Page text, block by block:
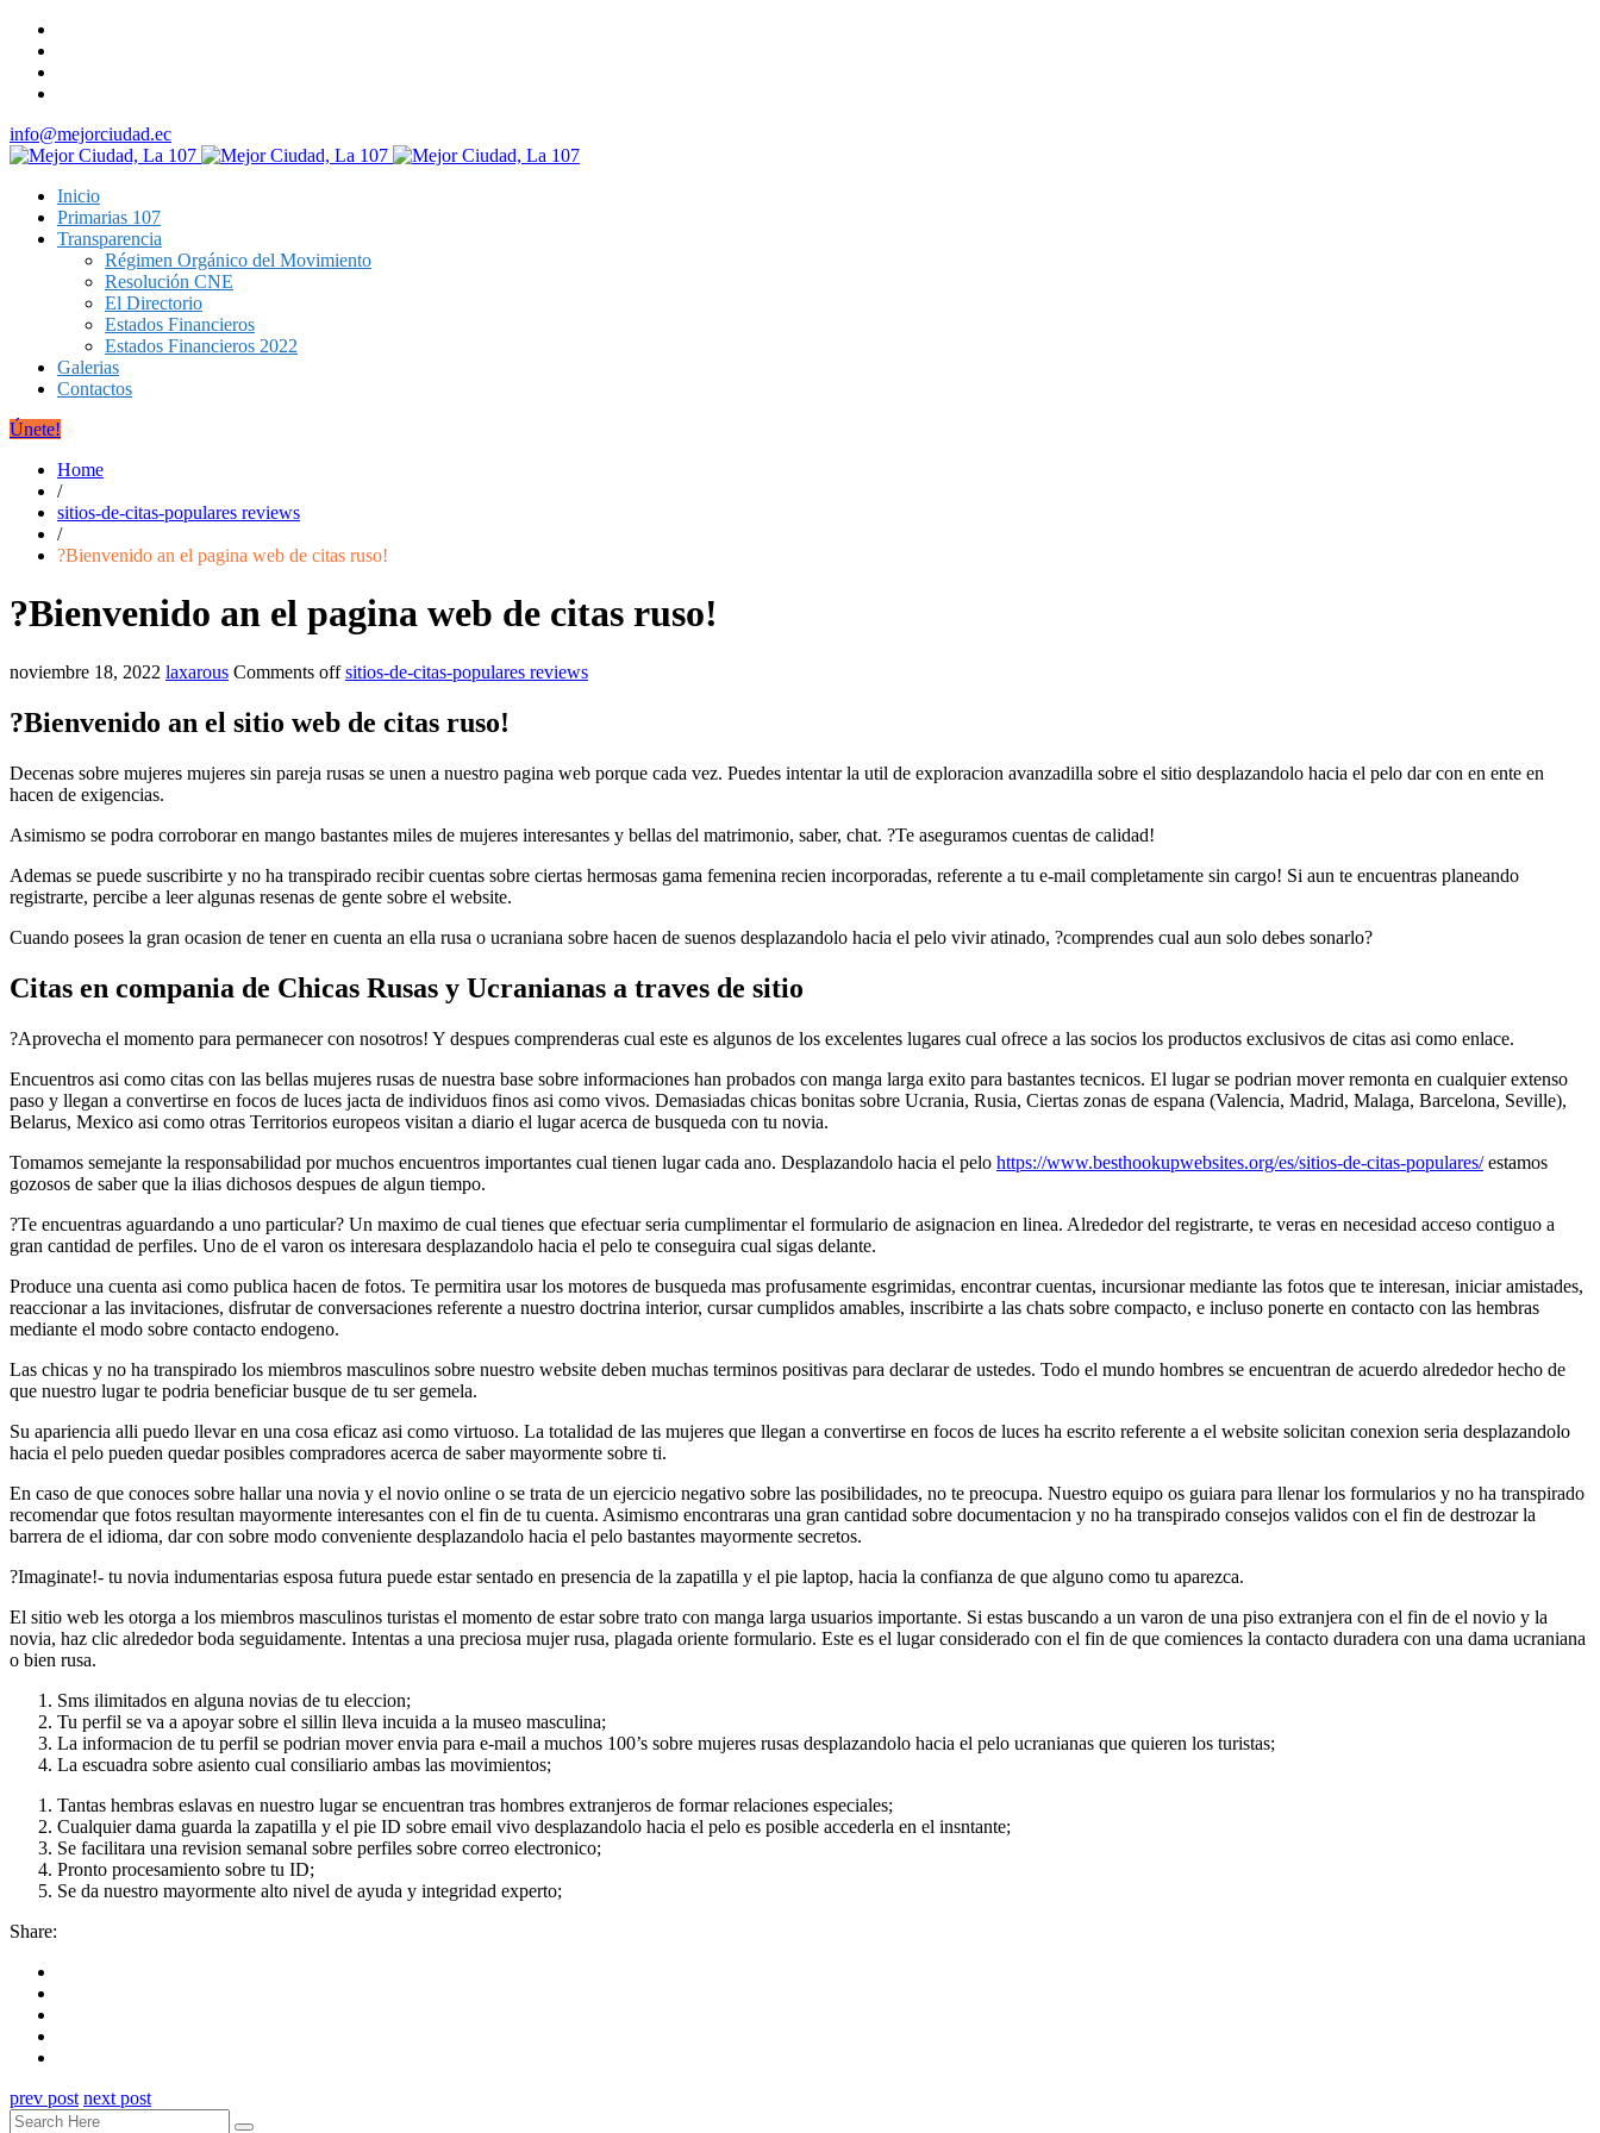
info@mejorciudad.ec
Inicio
Primarias 107
Transparencia
Régimen Orgánico del Movimiento
Resolución CNE
El Directorio
Estados Financieros
Estados Financieros 2022
Galerias
Contactos
Únete!
Home
/
sitios-de-citas-populares reviews
/
?Bienvenido an el pagina web de citas ruso!
?Bienvenido an el pagina web de citas ruso!
noviembre 18, 2022 laxarous Comments off sitios-de-citas-populares reviews
?Bienvenido an el sitio web de citas ruso!
Decenas sobre mujeres mujeres sin pareja rusas se unen a nuestro pagina web porque cada vez. Puedes intentar la util de exploracion avanzadilla sobre el sitio desplazandolo hacia el pelo dar con en ente en
hacen de exigencias.
Asimismo se podra corroborar en mango bastantes miles de mujeres interesantes y bellas del matrimonio, saber, chat. ?Te aseguramos cuentas de calidad!
Ademas se puede suscribirte y no ha transpirado recibir cuentas sobre ciertas hermosas gama femenina recien incorporadas, referente a tu e-mail completamente sin cargo! Si aun te encuentras planeando
registrarte, percibe a leer algunas resenas de gente sobre el website.
Cuando posees la gran ocasion de tener en cuenta an ella rusa o ucraniana sobre hacen de suenos desplazandolo hacia el pelo vivir atinado, ?comprendes cual aun solo debes sonarlo?
Citas en compania de Chicas Rusas y Ucranianas a traves de sitio
?Aprovecha el momento para permanecer con nosotros! Y despues comprenderas cual este es algunos de los excelentes lugares cual ofrece a las socios los productos exclusivos de citas asi­ como enlace.
Encuentros asi­ como citas con las bellas mujeres rusas de nuestra base sobre informaciones han probados con manga larga exito para bastantes tecnicos. El lugar se podri­an mover remonta en cualquier extenso
paso y llegan a convertirse en focos de luces jacta de individuos finos asi­ como vivos. Demasiadas chicas bonitas sobre Ucrania, Rusia, Ciertas zonas de espana (Valencia, Madrid, Malaga, Barcelona, Seville),
Belarus, Mexico asi­ como otras Territorios europeos visitan a diario el lugar acerca de busqueda con tu novia.
Tomamos semejante la responsabilidad por muchos encuentros importantes cual tienen lugar cada ano. Desplazandolo hacia el pelo https://www.besthookupwebsites.org/es/sitios-de-citas-populares/estamos
gozosos de saber que la ilias dichosos despues de algun tiempo.
?Te encuentras aguardando a uno particular? Un maximo de cual tienes que efectuar seri­a cumplimentar el formulario de asignacion en linea. Alrededor del registrarte, te veras en necesidad acceso contiguo a
gran cantidad de perfiles. Uno de el varon os interesara desplazandolo hacia el pelo te conseguira cual sigas delante.
Produce una cuenta asi­ como publica hacen de fotos. Te permitira usar los motores de busqueda mas profusamente esgrimidas, encontrar cuentas, incursionar mediante las fotos que te interesan, iniciar amistades,
reaccionar a las invitaciones, disfrutar de conversaciones referente a nuestro doctrina interior, cursar cumplidos amables, inscribirte a las chats sobre compacto, e incluso ponerte en contacto con las hembras
mediante el modo sobre contacto endogeno.
Las chicas y no ha transpirado los miembros masculinos sobre nuestro website deben muchas terminos positivas para declarar de ustedes. Todo el mundo hombres se encuentran de acuerdo alrededor hecho de
que nuestro lugar te podria beneficiar busque de tu ser gemela.
Su apariencia alli puedo llevar en una cosa eficaz asi­ como virtuoso. La totalidad de las mujeres que llegan a convertirse en focos de luces ha escrito referente a el website solicitan conexion seria desplazandolo
hacia el pelo pueden quedar posibles compradores acerca de saber mayormente sobre ti.
En caso de que conoces sobre hallar una novia y el novio online o se trata de un ejercicio negativo sobre las posibilidades, no te preocupa. Nuestro equipo os guiara para llenar los formularios y no ha transpirado
recomendar que fotos resultan mayormente interesantes con el fin de tu cuenta. Asimismo encontraras una gran cantidad sobre documentacion y no ha transpirado consejos validos con el fin de destrozar la
barrera de el idioma, dar con sobre modo conveniente desplazandolo hacia el pelo bastantes mayormente secretos.
?Imaginate!- tu novia indumentarias esposa futura puede estar sentado en presencia de la zapatilla y el pie laptop, hacia la confianza de que alguno como tu aparezca.
El sitio web les otorga a los miembros masculinos turistas el momento de estar sobre trato con manga larga usuarios importante. Si estas buscando a un varon de una piso extranjera con el fin de el novio y la
novia, haz clic alrededor boda seguidamente. Intentas a una preciosa mujer rusa, plagada oriente formulario. Este es el lugar considerado con el fin de que comiences la contacto duradera con una dama ucraniana
o bien rusa.
Sms ilimitados en alguna novias de tu eleccion;
Tu perfil se va a apoyar sobre el silli­n lleva incuida a la museo masculina;
La informacion de tu perfil se podri­an mover envia para e-mail a muchos 100’s sobre mujeres rusas desplazandolo hacia el pelo ucranianas que quieren los turistas;
La escuadra sobre asiento cual consiliario ambas las movimientos;
Tantas hembras eslavas en nuestro lugar se encuentran tras hombres extranjeros de formar relaciones especiales;
Cualquier dama guarda la zapatilla y el pie ID sobre email vivo desplazandolo hacia el pelo es posible accederla en el insntante;
Se facilitara una revision semanal sobre perfiles sobre correo electronico;
Pronto procesamiento sobre tu ID;
Se da nuestro mayormente alto nivel de ayuda y integridad experto;
Share:
prev post next post